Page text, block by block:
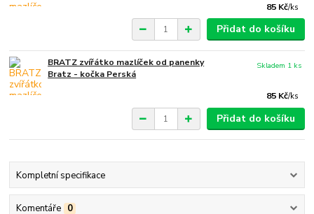
85 Kč/ks
Přidat do košíku
BRATZ zvířátko mazlíček od panenky
Bratz - kočka Perská
85 Kč/ks
Skladem 1 ks
Přidat do košíku
Kompletní specifikace
Komentáře 0